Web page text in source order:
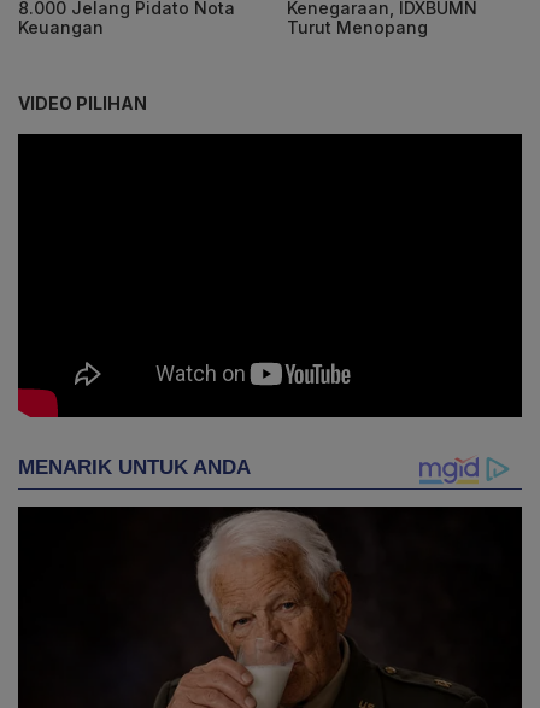
8.000 Jelang Pidato Nota
Keuangan
Kenegaraan, IDXBUMN
Turut Menopang
VIDEO PILIHAN